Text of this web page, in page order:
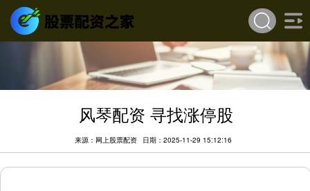
风琴配资 寻找涨停股
来源：网上股票配资 日期：2025-11-29 15:12:16